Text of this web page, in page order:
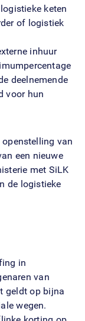
keten
of logistiek
inhuur
deelnemende
voor hun
van
een nieuwe
met SiLK
de logistieke
in
van
geldt op bijna
wegen.